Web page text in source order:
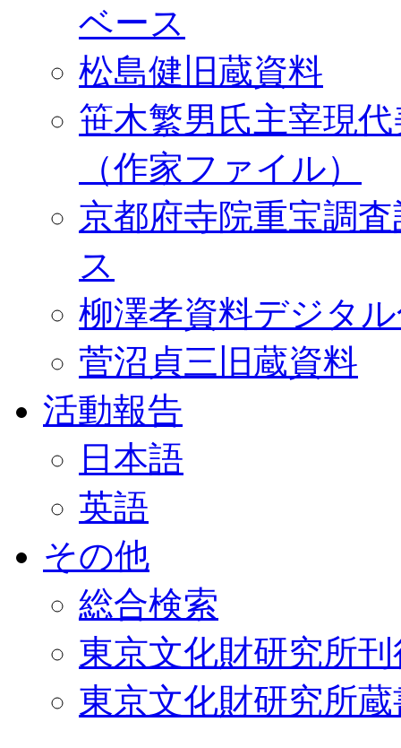
ベース
松島健旧蔵資料
笹木繁男氏主宰現
（作家ファイル）
京都府寺院重宝調
ス
柳澤孝資料デジタ
菅沼貞三旧蔵資料
活動報告
日本語
英語
その他
総合検索
東京文化財研究所
東京文化財研究所